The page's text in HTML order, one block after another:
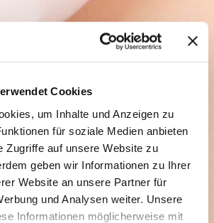
Cookies
um Inhalte und Anzeigen zu
für soziale Medien anbieten
Zugriffe auf unsere Website zu
geben wir Informationen zu Ihrer
Website an unsere Partner für
und Analysen weiter. Unsere
Informationen möglicherweise mit